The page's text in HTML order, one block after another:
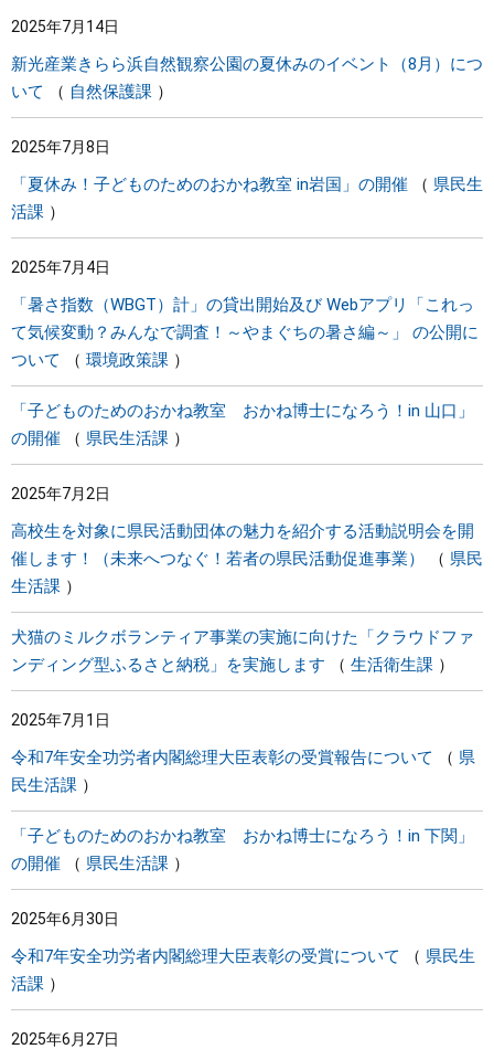
2025年7月14日
新光産業きらら浜自然観察公園の夏休みのイベント（8月）につ
いて
自然保護課
2025年7月8日
「夏休み！子どものためのおかね教室 in岩国」の開催
県民生
活課
2025年7月4日
「暑さ指数（WBGT）計」の貸出開始及び Webアプリ「これっ
て気候変動？みんなで調査！～やまぐちの暑さ編～」 の公開に
ついて
環境政策課
「子どものためのおかね教室 おかね博士になろう！in 山口」
の開催
県民生活課
2025年7月2日
高校生を対象に県民活動団体の魅力を紹介する活動説明会を開
催します！（未来へつなぐ！若者の県民活動促進事業）
県民
生活課
犬猫のミルクボランティア事業の実施に向けた「クラウドファ
ンディング型ふるさと納税」を実施します
生活衛生課
2025年7月1日
令和7年安全功労者内閣総理大臣表彰の受賞報告について
県
民生活課
「子どものためのおかね教室 おかね博士になろう！in 下関」
の開催
県民生活課
2025年6月30日
令和7年安全功労者内閣総理大臣表彰の受賞について
県民生
活課
2025年6月27日